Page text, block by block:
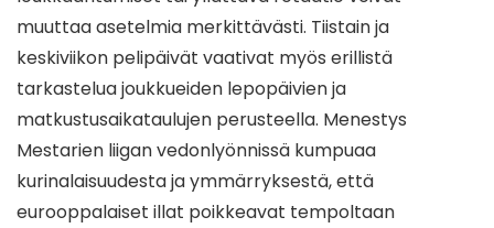
muuttaa asetelmia merkittävästi. Tiistain ja
keskiviikon pelipäivät vaativat myös erillistä
tarkastelua joukkueiden lepopäivien ja
matkustusaikataulujen perusteella. Menestys
Mestarien liigan vedonlyönnissä kumpuaa
kurinalaisuudesta ja ymmärryksestä, että
eurooppalaiset illat poikkeavat tempoltaan